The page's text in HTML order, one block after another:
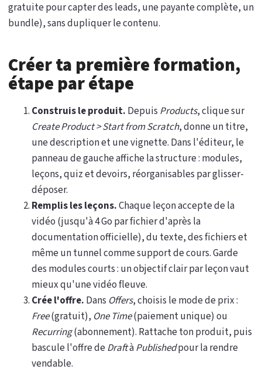
gratuite pour capter des leads, une payante complète, un
bundle), sans dupliquer le contenu.
Créer ta première formation,
étape par étape
Construis le produit. Depuis Products, clique sur
Create Product > Start from Scratch, donne un titre,
une description et une vignette. Dans l'éditeur, le
panneau de gauche affiche la structure : modules,
leçons, quiz et devoirs, réorganisables par glisser-
déposer.
Remplis les leçons.Chaque leçon accepte de la
vidéo (jusqu'à 4 Go par fichier d'après la
documentation officielle), du texte, des fichiers et
même un tunnel comme support de cours. Garde
des modules courts : un objectif clair par leçon vaut
mieux qu'une vidéo fleuve.
Crée l'offre. Dans Offers, choisis le mode de prix :
Free(gratuit), One Time(paiement unique) ou
Recurring(abonnement). Rattache ton produit, puis
bascule l'offre deDraftàPublishedpour la rendre
vendable.